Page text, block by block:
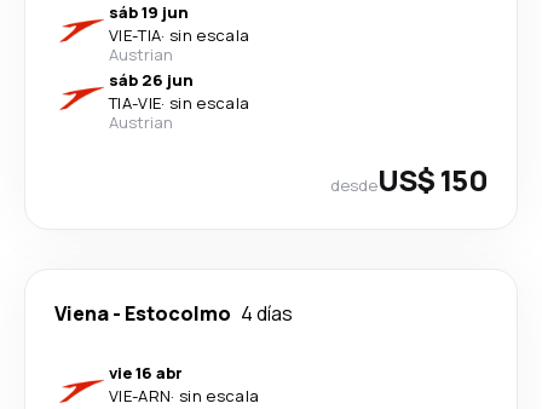
sáb 19 jun
VIE-TIA· sin escala
Austrian
sáb 26 jun
TIA-VIE· sin escala
Austrian
desdeUS$ 150
Viena- Estocolmo 4 días
vie 16 abr
VIE-ARN· sin escala